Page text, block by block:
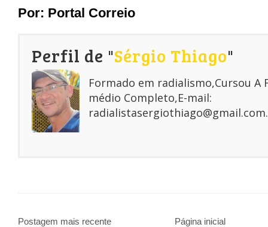
Por: Portal Correio
Perfil de "Sérgio Thiago"
Formado em radialismo,Cursou A
médio Completo,E-mail:
radialistasergiothiago@gmail.com.
Postagem mais recente Página inicial